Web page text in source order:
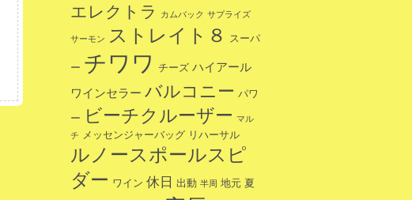
エレクトラ カムバック サプライズ
サーモン ストレイト８ スーパ
ー チワワ チーズ ハイアール
ワインセラー バルコニー パワ
ー ビーチクルーザー マル
チ メッセンジャーバッグ リハーサル
ルノースポールスピ
ダー ワイン 休日 出動 半周 地元 夏